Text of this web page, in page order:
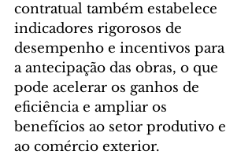
contratual também estabelece
indicadores rigorosos de
desempenho e incentivos para
a antecipação das obras, o que
pode acelerar os ganhos de
eficiência e ampliar os
benefícios ao setor produtivo e
ao comércio exterior.